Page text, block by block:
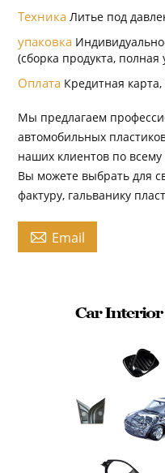
Техника Литье под
упаковка
(сборка продукта,
Оплата Кредитная карта,
Мы предлагаем
автомобильных
наших клиентов по
Вы можете выбрать для
фактуру, гальванику
 Email